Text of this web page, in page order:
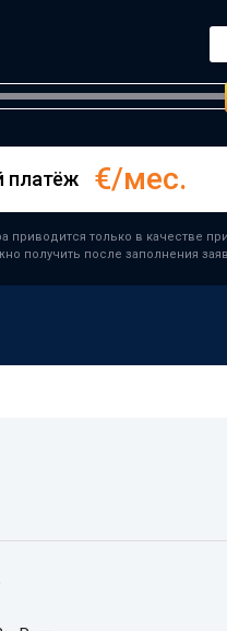
платёж €/мес.
приводится только в качестве
получить после заполнения